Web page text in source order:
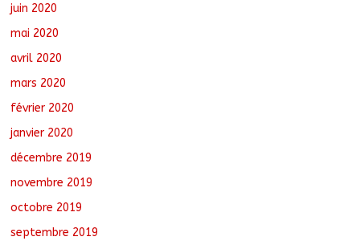
juin 2020
mai 2020
avril 2020
mars 2020
février 2020
janvier 2020
décembre 2019
novembre 2019
octobre 2019
septembre 2019